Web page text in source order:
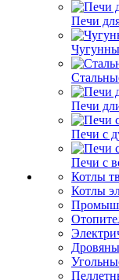
Печи
Печи
Печи с
Печи с
Котлы
Котлы